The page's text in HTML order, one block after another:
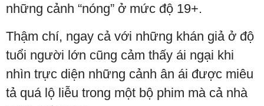
những cảnh “nóng” ở mức độ 19+.
Thậm chí, ngay cả với những khán giả ở độ
tuổi người lớn cũng cảm thấy ái ngại khi
nhìn trực diện những cảnh ân ái được miêu
tả quá lộ liễu trong một bộ phim mà cả nhà